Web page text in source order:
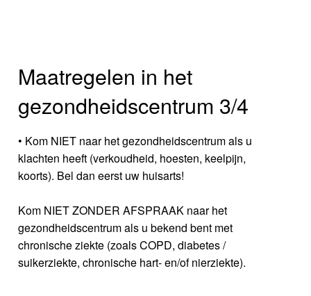
Maatregelen in het
gezondheidscentrum 3/4
• Kom NIET naar het gezondheidscentrum als u
klachten heeft (verkoudheid, hoesten, keelpijn,
koorts). Bel dan eerst uw huisarts!
Kom NIET ZONDER AFSPRAAK naar het
gezondheidscentrum als u bekend bent met
chronische ziekte (zoals COPD, diabetes /
suikerziekte, chronische hart- en/of nierziekte).